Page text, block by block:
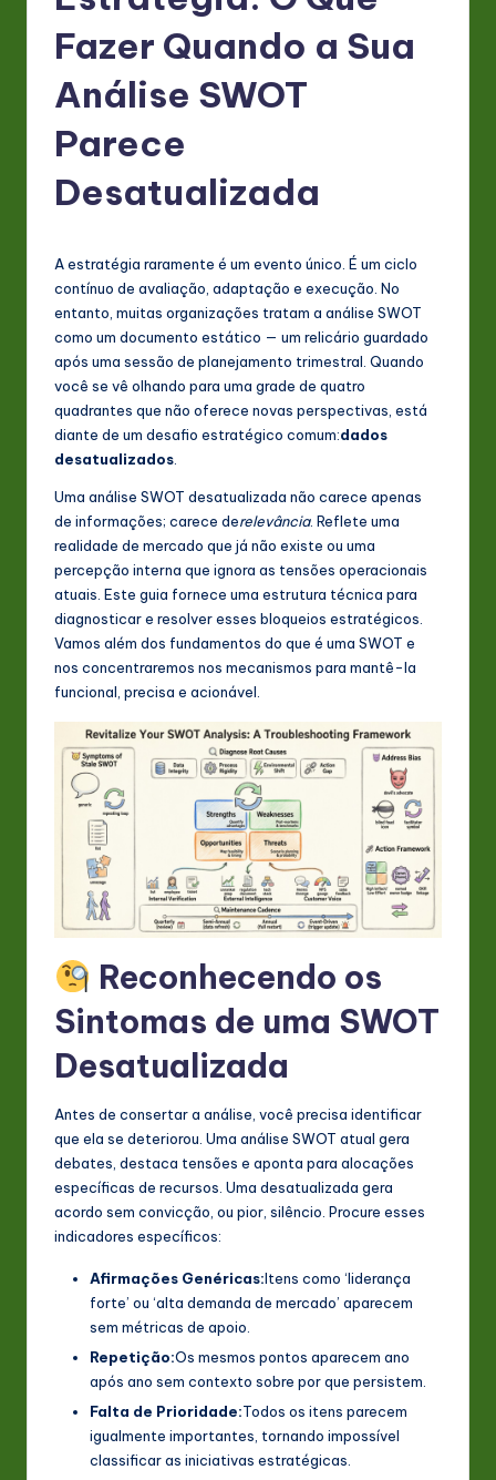
L
in
A
&
In
ti
o
Fazer Quando a Sua
Análise SWOT
Parece
Desatualizada
A estratégia raramente é um evento único. É um ciclo
contínuo de avaliação, adaptação e execução. No
entanto, muitas organizações tratam a análise SWOT
como um documento estático — um relicário guardado
após uma sessão de planejamento trimestral. Quando
você se vê olhando para uma grade de quatro
quadrantes que não oferece novas perspectivas, está
diante de um desafio estratégico comum:dados
desatualizados
Uma análise SWOT desatualizada não carece apenas
de informações; carece derelevância. Reflete uma
realidade de mercado que já não existe ou uma
percepção interna que ignora as tensões operacionais
atuais. Este guia fornece uma estrutura técnica para
diagnosticar e resolver esses bloqueios estratégicos.
Vamos além dos fundamentos do que é uma SWOT e
nos concentraremos nos mecanismos para mantê-la
funcional, precisa e acionável.
Reconhecendo os
Sintomas de uma SWOT
Desatualizada
Antes de consertar a análise, você precisa identificar
que ela se deteriorou. Uma análise SWOT atual gera
debates, destaca tensões e aponta para alocações
específicas de recursos. Uma desatualizada gera
acordo sem convicção, ou pior, silêncio. Procure esses
indicadores específicos:
Afirmações Genéricas:Itens como ‘liderança
forte’ ou ‘alta demanda de mercado’ aparecem
sem métricas de apoio.
Repetição:Os mesmos pontos aparecem ano
após ano sem contexto sobre por que persistem.
Falta de Prioridade:Todos os itens parecem
igualmente importantes, tornando impossível
classificar as iniciativas estratégicas.